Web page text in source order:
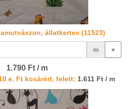
állatkertes (11523)
m +
1.790 Ft / m
e. Ft kosárért. felett: 1.611 Ft / m